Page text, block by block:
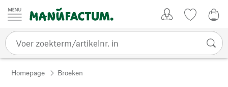
Passer au contenu
Homepage Broeken